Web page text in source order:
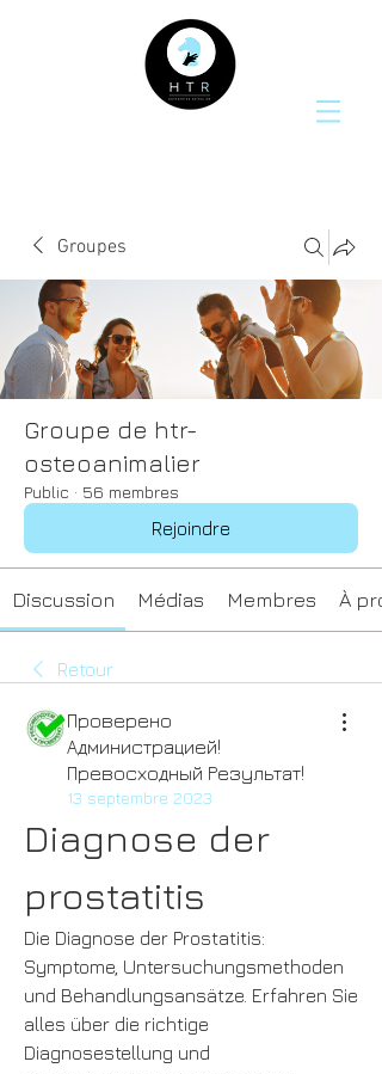
Groupes
Groupe de htr-
osteoanimalier
Public · 56 membres
Rejoindre
Discussion Médias Membres À
Retour
Проверено
Администрацией!
Превосходный Результат!
13 septembre 2023
Diagnose der
prostatitis
Die Diagnose der Prostatitis:
Symptome, Untersuchungsmethoden
und Behandlungsansätze. Erfahren Sie
alles über die richtige
Diagnosestellung und